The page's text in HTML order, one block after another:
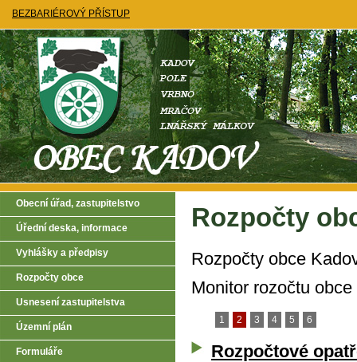
BEZBARIÉROVÝ PŘÍSTUP
Rozpočty
Rozpočty obce
Monitor rozočtu
1 2 3 4 5 6
Rozpočtové
Obecní úřad, zastupitelstvo
Úřední deska, informace
Vyhlášky a předpisy
Rozpočty obce
Usnesení zastupitelstva
Územní plán
Formuláře